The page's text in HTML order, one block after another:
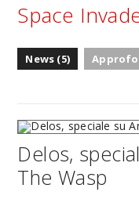
FRANCO RICCIARDIELLO
Space
News (5)
Delos,
The Wasp